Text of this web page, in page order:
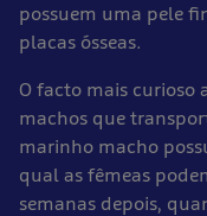
possuem uma pele
placas ósseas.
O facto mais curioso
machos que
marinho macho
qual as fêmeas
semanas depois,